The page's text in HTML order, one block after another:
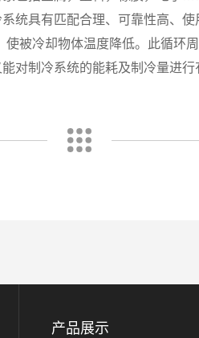
统具有匹配合理、可靠性高、
被冷却物体温度降低。此循环
对制冷系统的能耗及制冷量进
产品展示